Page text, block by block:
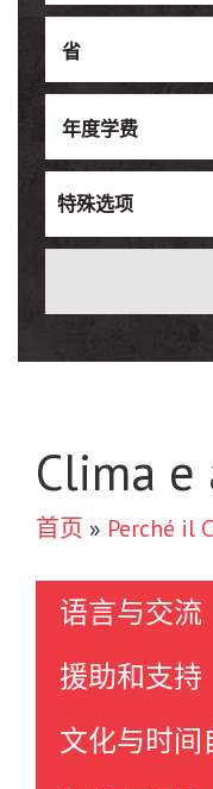
特殊选项
Clima
首页 » Perché il
语言与交流
援助和支持
文化与时间